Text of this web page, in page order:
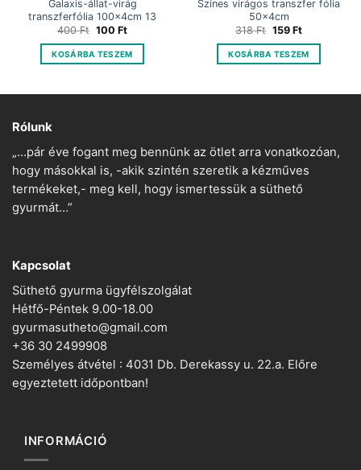
Galaxis-állat-virág
transzferfólia 100x4cm 13
400Ft Original
was:
400 Ft.
100 FtCurrent
is:
100 Ft.
KOSÁRBA TESZEM
Színes virágos transzfer fólia
50x4cm
318Ft Original
was:
318 Ft.
159 FtCurrent
is:
159 Ft.
KOSÁRBA TESZEM
Rólunk
„…pár éve fogant meg bennünk az ötlet arra vonatkozóan,
hogy másokkal is, -akik szintén szeretik a kézműves
termékeket,- meg kell, hogy ismertessük a süthető
gyurmát…”
Kapcsolat
Süthető gyurma ügyfélszolgálat
Hétfő-Péntek 9.00-18.00
gyurmasutheto@gmail.com
+36 30 2499908
Személyes átvétel : 4031 Db. Derekassy u. 22.a. Előre
egyeztetett időpontban!
INFORMÁCIÓ